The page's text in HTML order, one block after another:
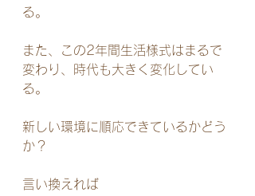
る。
また、この2年間生活様式はまるで
変わり、時代も大きく変化してい
る。
新しい環境に順応できているかどう
か？
言い換えれば